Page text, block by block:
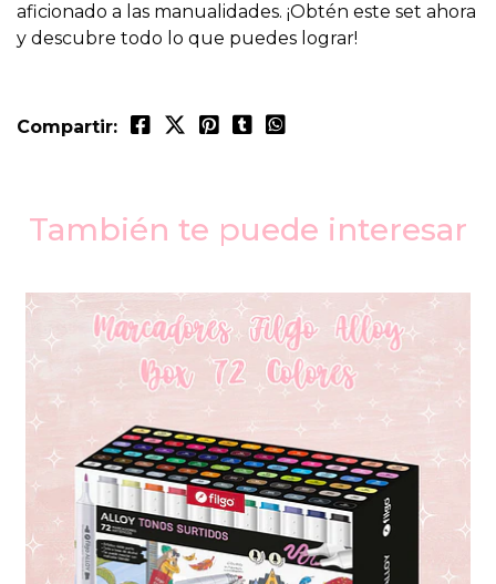
aficionado a las manualidades. ¡Obtén este set ahora
y descubre todo lo que puedes lograr!
Compartir:
También te puede interesar